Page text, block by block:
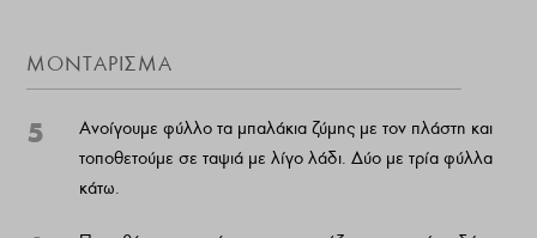
ΜΟΝΤΑΡΙΣΜΑ
5
Ανοίγουμε φύλλο τα μπαλάκια ζύμης με τον πλάστη και
τοποθετούμε σε ταψιά με λίγο λάδι. Δύο με τρία φύλλα
κάτω.